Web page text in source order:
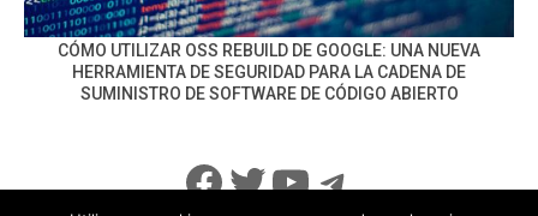
CÓMO UTILIZAR OSS REBUILD DE GOOGLE: UNA NUEVA
HERRAMIENTA DE SEGURIDAD PARA LA CADENA DE
SUMINISTRO DE SOFTWARE DE CÓDIGO ABIERTO
Facebook
Twitter
YouTube
Telegram